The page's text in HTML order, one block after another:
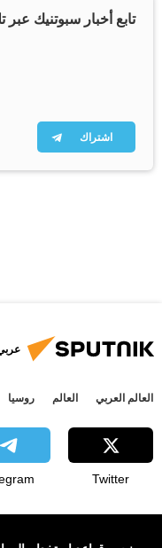
تابع أخبار سبوتنيك عبر
اشتراك
العالم العربي العالم روسيا
Twitter